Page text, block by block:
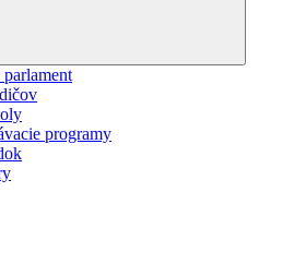
programy